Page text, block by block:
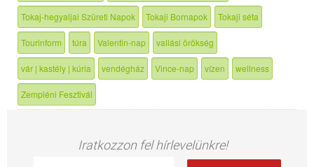
Tokaj-hegyaljai Szüreti Napok Tokaji Bornapok Tokaji séta
Tourinform túra Valentin-nap vallási örökség
vár | kastély | kúria vendégház Vince-nap vízen wellness
Zempléni Fesztivál
Iratkozzon fel hírlevelünkre!